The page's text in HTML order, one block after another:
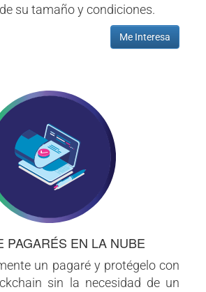
su tamaño y condiciones.
Me Interesa
PAGARÉS EN LA NUBE
un pagaré y protégelo con
sin la necesidad de un